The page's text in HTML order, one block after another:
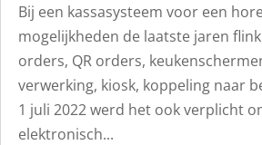
Bij een kassasysteem voor een
mogelijkheden de laatste jaren
orders, QR orders,
verwerking, kiosk, koppeling naar
1 juli 2022 werd het ook verplicht
elektronisch...